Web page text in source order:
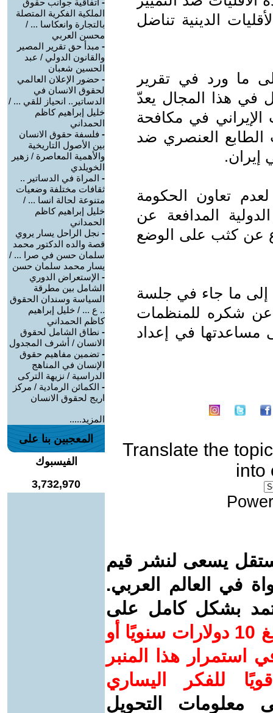
الدينية تناضل
ما ورد في تقرير
في هذا المجال يعدّ
في مكافحة
الطابع العنصري ضد
إيران.
تعاون الحكومة
المدافعة عن
عن كثب على الوضع
إلى ما جاء في جلسة
شكره للمنظمات
مساعدتها في إعداد
Translate the topic
into
يسعى لنشر قيم
في العالم العربي.
بشكل كامل على
ساهم/ي معنا! بدعمكم بمبلغ 10 دولارات سنويًا أو
استمرار هذا المنبر
للفكر اليساري
معلومات التحويل
- اتفاقية جوانب حقوق
الملكية الفكرية المتصلة
بالتجارة وانعكاسا ... /
محسن العربي
- مبدأ حق تقرير المصير
والقانون الدولي / عبد
الحسين شعبان
- حضور الإعلان العالمي
لحقوق الانسان في
الدساتير.. انحياز للقي ... /
خليل إبراهيم كاظم
الحمداني
- فلسفة حقوق الانسان
بين الأصول التاريخية
والأهمية المعاصرة / زهير
الخويلدي
- المراة في الدساتير ..
ثقافات مختلفة وضعيات
متنوعة لحالة انسا ... /
خليل إبراهيم كاظم
الحمداني
- نجل الراحل يسار يروي
قصة والده الدكتور محمد
سلمان حسن في صرا ... /
يسار محمد سلمان حسن
- الإستعراض الدوري
الشامل بين مطرقة
السياسة وسندان الحقوق
.. ع ... / خليل إبراهيم
كاظم الحمداني
- نطاق الشامل لحقوق
الانسان / أشرف المجدول
- تضمين مفاهيم حقوق
الإنسان في المناهج
الدراسية / نزيهة التركى
- الكمائن الرمادية / مركز
اريج لحقوق الانسان
المزيد.....
المعجبين بنا على
الفيسبوك
3,732,970